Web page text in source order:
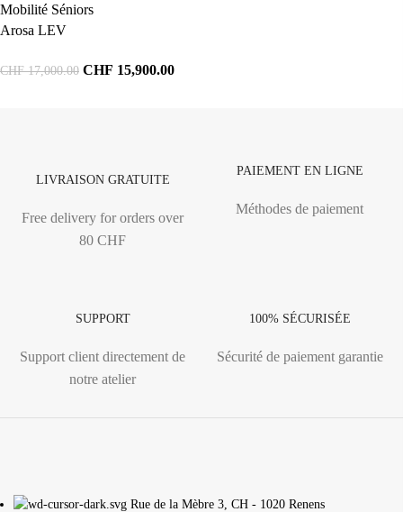
Mobilité Séniors
Arosa LEV
CHF17,000.00 CHF 15,900.00
LIVRAISON GRATUITE
Free delivery for orders over
80 CHF
PAIEMENT EN LIGNE
Méthodes de paiement
SUPPORT
Support client directement de
notre atelier
100% SÉCURISÉE
Sécurité de paiement garantie
Rue de la Mèbre 3, CH - 1020 Renens